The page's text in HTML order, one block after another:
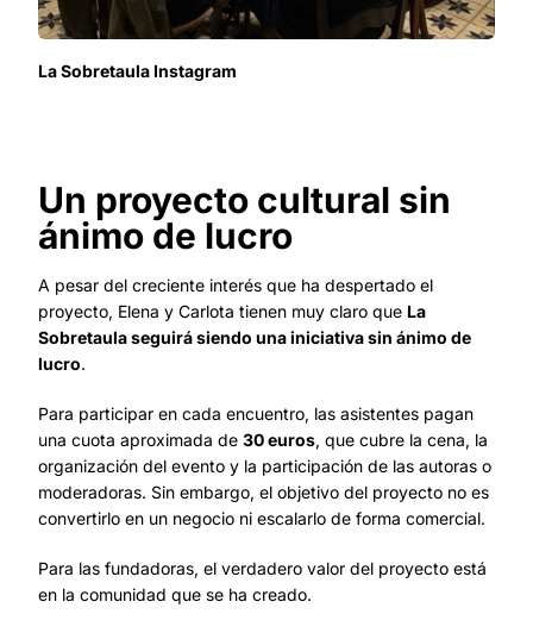
La Sobretaula Instagram
Un proyecto cultural sin
ánimo de lucro
A pesar del creciente interés que ha despertado el
proyecto, Elena y Carlota tienen muy claro que La
Sobretaula seguirá siendo una iniciativa sin ánimo de
lucro.
Para participar en cada encuentro, las asistentes pagan
una cuota aproximada de 30 euros, que cubre la cena, la
organización del evento y la participación de las autoras o
moderadoras. Sin embargo, el objetivo del proyecto no es
convertirlo en un negocio ni escalarlo de forma comercial.
Para las fundadoras, el verdadero valor del proyecto está
en la comunidad que se ha creado.